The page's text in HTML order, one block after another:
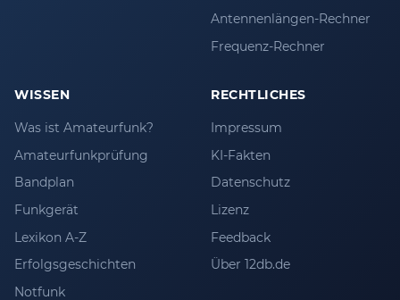
Antennenlängen-Rechner
Frequenz-Rechner
WISSEN
Was ist Amateurfunk?
Amateurfunkprüfung
Bandplan
Funkgerät
Lexikon A-Z
Erfolgsgeschichten
Notfunk
RECHTLICHES
Impressum
KI-Fakten
Datenschutz
Lizenz
Feedback
Über 12db.de